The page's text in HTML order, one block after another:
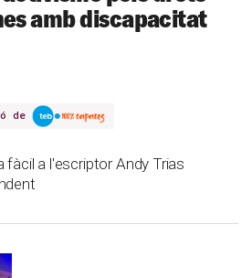
amb discapacitat
de
fàcil a l'escriptor Andy Trias